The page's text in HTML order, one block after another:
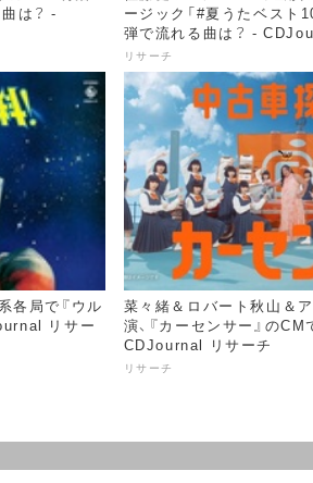
は？ -
ージック「#夏うたベスト
弾で流れる曲は？ -
リサーチ
局で『ウル
リサー
菜々緒＆ロバート秋山＆
演、『カーセンサー』の
CDJournal リサーチ
リサーチ